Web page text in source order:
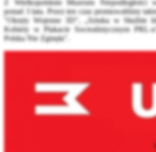
Z Wielkopolskim Muzeum Niepodległości
ponad 3 lata. Przez ten czas promowaliśmy
"Okręty Wojenne 3D", „Sztuka w Służbie
Kobiety w Plakacie Socrealistycznym PRL-
Polska Nie Zginęła".